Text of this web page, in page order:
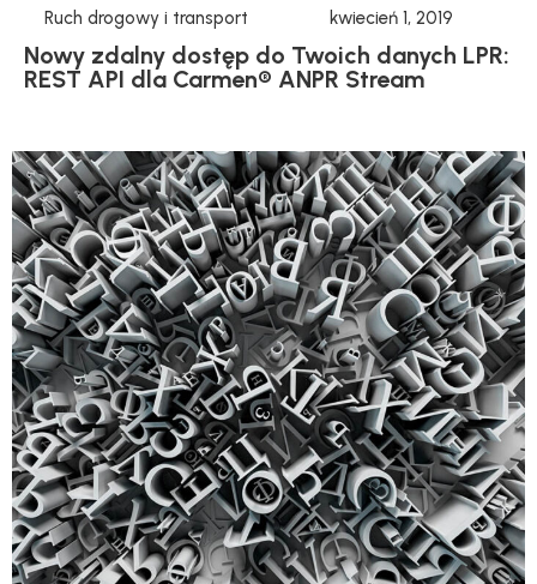
Ruch drogowy i transport kwiecień 1, 2019
Nowy zdalny dostęp do Twoich danych LPR:
REST API dla Carmen® ANPR Stream